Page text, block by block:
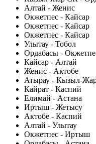
Алтай - Женис
Окжетпес - Кайсар
Окжетпес - Кайсар
Окжетпес - Кайсар
Улытау - Тобол
Ордабасы -
Кайсар - Алтай
Женис - Актобе
Атырау - Кызыл-
Кайрат - Каспий
Елимай - Астана
Иртыш - Жетысу
Актобе - Каспий
Алтай - Улытау
Окжетпес - Иртыш